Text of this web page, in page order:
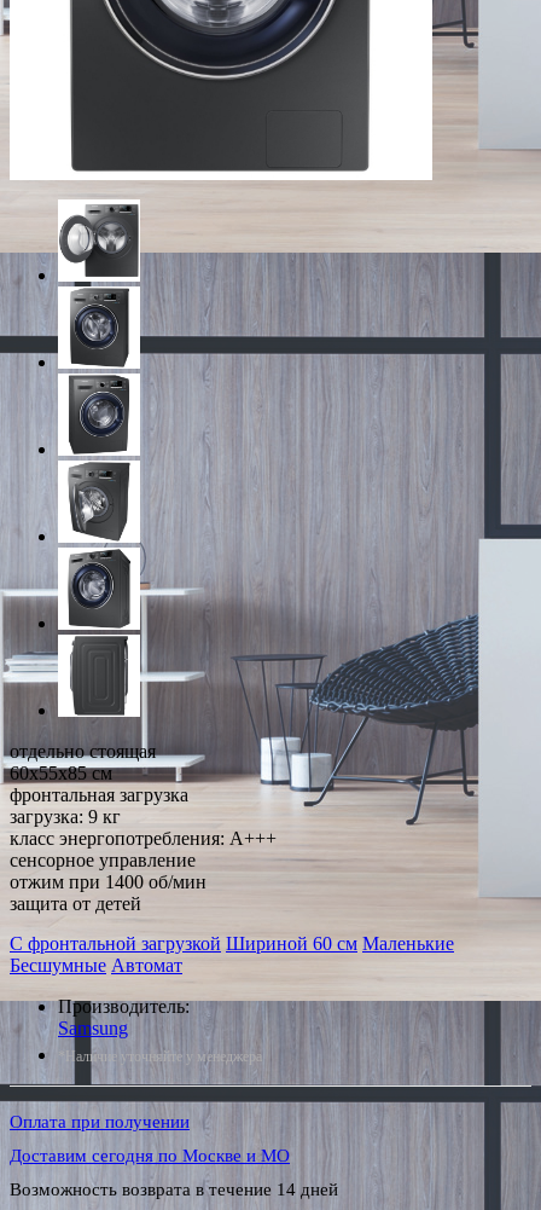
отдельно стоящая
60x55x85 см
фронтальная загрузка
загрузка: 9 кг
класс энергопотребления: A+++
сенсорное управление
отжим при 1400 об/мин
защита от детей
С фронтальной загрузкой Шириной 60 см Маленькие
Бесшумные Автомат
Производитель:
Samsung
*Наличие уточняйте у менеджера
Оплата при получении
Доставим сегодня по Москве и МО
Возможность возврата в течение 14 дней